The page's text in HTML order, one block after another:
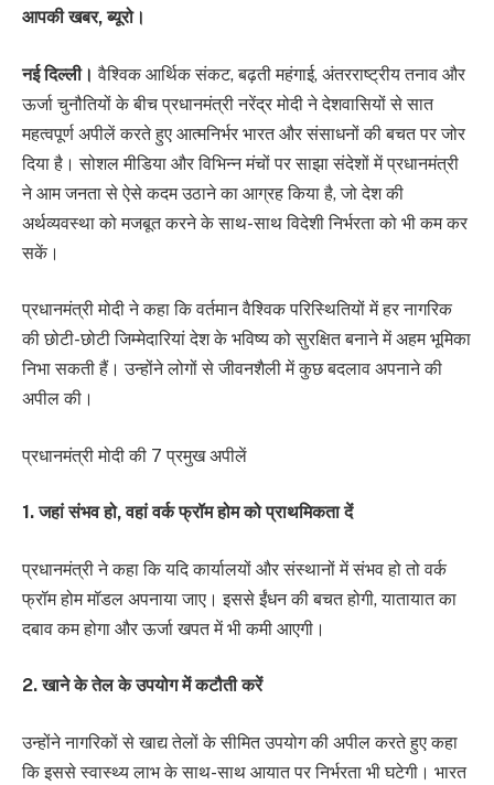
आपकी खबर, ब्यूरो।
नई दिल्ली। वैश्विक आर्थिक संकट, बढ़ती महंगाई, अंतरराष्ट्रीय तनाव और
ऊर्जा चुनौतियों के बीच प्रधानमंत्री नरेंद्र मोदी ने देशवासियों से सात
महत्वपूर्ण अपीलें करते हुए आत्मनिर्भर भारत और संसाधनों की बचत पर जोर
दिया है। सोशल मीडिया और विभिन्न मंचों पर साझा संदेशों में प्रधानमंत्री
ने आम जनता से ऐसे कदम उठाने का आग्रह किया है, जो देश की
अर्थव्यवस्था को मजबूत करने के साथ-साथ विदेशी निर्भरता को भी कम कर
सकें।
प्रधानमंत्री मोदी ने कहा कि वर्तमान वैश्विक परिस्थितियों में हर नागरिक
की छोटी-छोटी जिम्मेदारियां देश के भविष्य को सुरक्षित बनाने में अहम भूमिका
निभा सकती हैं। उन्होंने लोगों से जीवनशैली में कुछ बदलाव अपनाने की
अपील की।
प्रधानमंत्री मोदी की 7 प्रमुख अपीलें
1. जहां संभव हो, वहां वर्क फ्रॉम होम को प्राथमिकता दें
प्रधानमंत्री ने कहा कि यदि कार्यालयों और संस्थानों में संभव हो तो वर्क
फ्रॉम होम मॉडल अपनाया जाए। इससे ईंधन की बचत होगी, यातायात का
दबाव कम होगा और ऊर्जा खपत में भी कमी आएगी।
2. खाने के तेल के उपयोग में कटौती करें
उन्होंने नागरिकों से खाद्य तेलों के सीमित उपयोग की अपील करते हुए कहा
कि इससे स्वास्थ्य लाभ के साथ-साथ आयात पर निर्भरता भी घटेगी। भारत